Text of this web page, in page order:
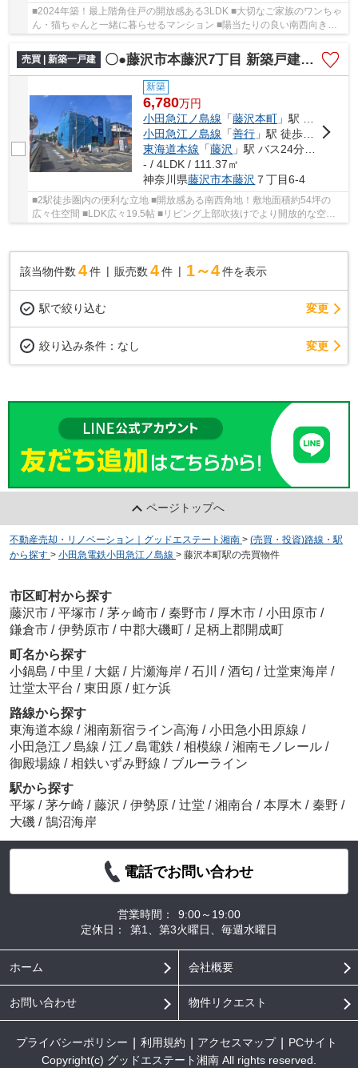
■2024年築！最上階角住戸の開放感ある3LDK ■大切なご家族のワンちゃ
ん・猫ちゃんと一緒に暮らせるマンション ■陽当たりの良い南西向きの
売買 | 新築一戸建
〇●藤沢市本藤沢7丁目 新築戸建●〇
新築
6,780万円
小田急江ノ島線 「藤沢本町 」駅 徒歩14分
小田急江ノ島線 「善行 」駅 徒歩19分
東海道本線 「藤沢 」駅 バス24分 「善行（バス）」 停歩2分
- / 4LDK / 111.37㎡
神奈川県藤沢市本藤沢 ７丁目6-4
■2駅徒歩圏内の便利な立地 ■開放感ある南西角地！敷地面積約54坪の
広々住空間 ■LDK広々19.5帖 ■リビング上部吹抜けでより開放的な空間
を演出 ■空間をより開放的に感じさせるフルオープ...
該当物件数 4件 販売数 4 件 1～4 件を表示
駅で絞り込む 変更
絞り込み条件： なし 変更
ページトップへ
不動産売却・リノベーション｜グッドエステート湘南 > (売買・投資)路線・駅
から探す > 小田急電鉄小田急江ノ島線 > 藤沢本町駅の売買物件
市区町村から探す
藤沢市 / 平塚市 / 茅ヶ崎市 / 秦野市 / 厚木市 / 小田原市 /
鎌倉市 / 伊勢原市 / 中郡大磯町 / 足柄上郡開成町
町名から探す
小鍋島 / 中里 / 大鋸 / 片瀬海岸 / 石川 / 酒匂 / 辻堂東海岸 /
辻堂太平台 / 東田原 / 虹ケ浜
路線から探す
東海道本線 / 湘南新宿ライン高海 / 小田急小田原線 /
小田急江ノ島線 / 江ノ島電鉄 / 相模線 / 湘南モノレール /
御殿場線 / 相鉄いずみ野線 / ブルーライン
駅から探す
平塚 / 茅ケ崎 / 藤沢 / 伊勢原 / 辻堂 / 湘南台 / 本厚木 / 秦野 /
大磯 / 鵠沼海岸
電話でお問い合わせ
営業時間：
9:00～19:00
定休日：
第1、第3火曜日、毎週水曜日
ホーム 会社概要
お問い合わせ 物件リクエスト
プライバシーポリシー 利用規約 アクセスマップ
PCサイト
Copyright(c) グッドエステート湘南 All rights reserved.